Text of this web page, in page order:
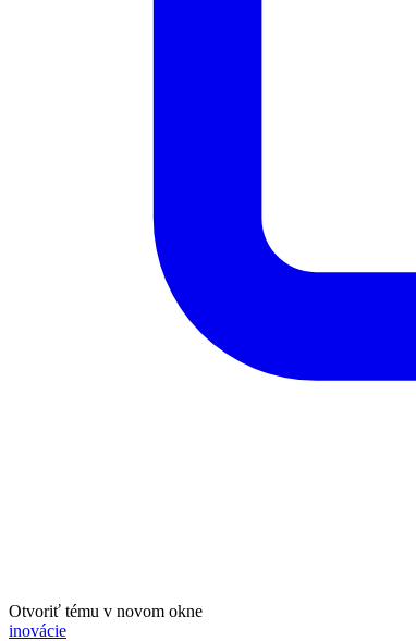
Otvoriť tému v novom okne
inovácie